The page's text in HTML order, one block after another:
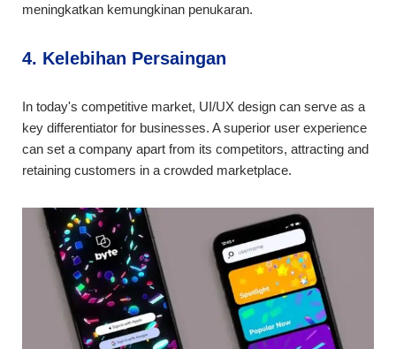
meningkatkan kemungkinan penukaran.
4. Kelebihan Persaingan
In today's competitive market, UI/UX design can serve as a
key differentiator for businesses. A superior user experience
can set a company apart from its competitors, attracting and
retaining customers in a crowded marketplace.